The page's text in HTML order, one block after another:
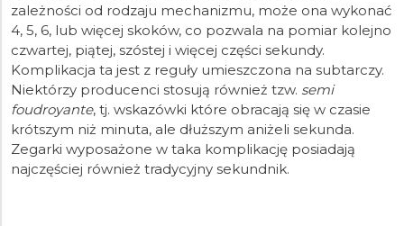
zależności od rodzaju mechanizmu, może ona wykonać
4, 5, 6, lub więcej skoków, co pozwala na pomiar kolejno
czwartej, piątej, szóstej i więcej części sekundy.
Komplikacja ta jest z reguły umieszczona na subtarczy.
Niektórzy producenci stosują również tzw. semi
foudroyante, tj. wskazówki które obracają się w czasie
krótszym niż minuta, ale dłuższym aniżeli sekunda.
Zegarki wyposażone w taka komplikację posiadają
najczęściej również tradycyjny sekundnik.